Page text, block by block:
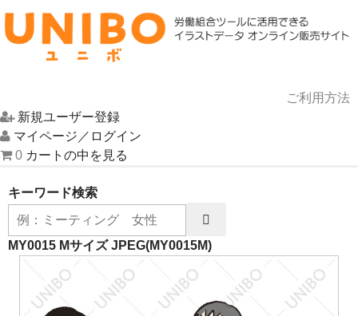
ご利用方法
HOME
UNIBOについて
お問い合わせ
新規ユーザー登録
マイページ／ログイン
0 カートの中を見る
キーワード検索
MY0015 Mサイズ JPEG(MY0015M)